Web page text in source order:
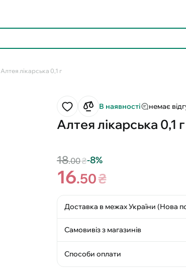
Алтея лікарська 0,1 г
В наявності немає
Алтея лікарська 0,1 г
18.00₴-8%
16.50₴
Доставка в межах України (Нова
Самовивіз з магазинів
Способи оплати